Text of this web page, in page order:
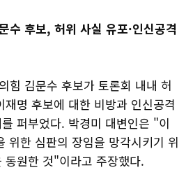
후보, 허위 사실 유포·인신공격
힘 김문수 후보가 토론회 내내 허
명 후보에 대한 비방과 인신공격
퍼부었다. 박경미 대변인은 "이
위한 심판의 장임을 망각시키기 위
동원한 것"이라고 주장했다.